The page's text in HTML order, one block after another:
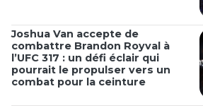
Joshua Van accepte de
combattre Brandon Royval à
l’UFC 317 : un défi éclair qui
pourrait le propulser vers un
combat pour la ceinture